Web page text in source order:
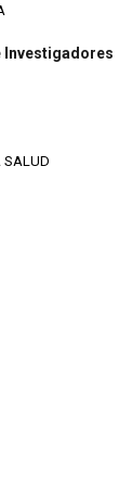
Investigadores
SALUD